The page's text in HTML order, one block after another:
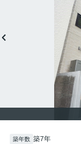
築年数 築7年